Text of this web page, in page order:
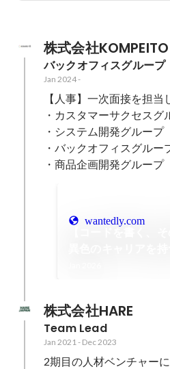
株式会社KOMPEITO
バックオフィスグループ
Jan 2024-
【人事】一次面接を担当
・カスタマーサクセスグ
・システム開発グループ
・バックオフィスグルー
・商品企画開発グループ
wantedly.com
株式会社HARE
Team Lead
Jan 2021 - Dec 2023
2期目の人材ベンチャー